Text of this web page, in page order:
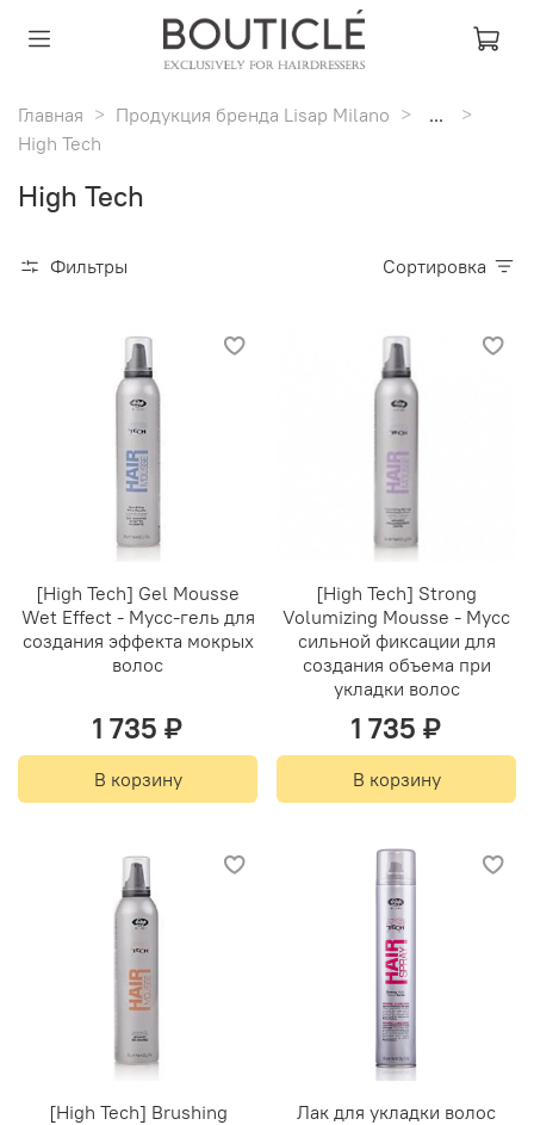
Главная Продукция бренда Lisap Milano
...
High Tech
High Tech
Фильтры Сортировка
[High Tech] Gel Mousse
Wet Effect - Мусс-гель для
создания эффекта мокрых
волос
1 735 ₽
В корзину
[High Tech] Strong
Volumizing Mousse - Мусс
сильной фиксации для
создания объема при
укладки волос
1 735 ₽
В корзину
[High Tech] Brushing
Лак для укладки волос